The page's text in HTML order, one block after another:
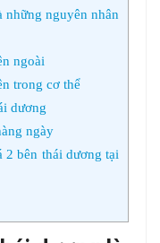
những nguyên nhân
ngoài
trong cơ thể
dương
ngày
2 bên thái dương tại